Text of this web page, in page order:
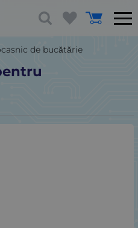
de bucătărie